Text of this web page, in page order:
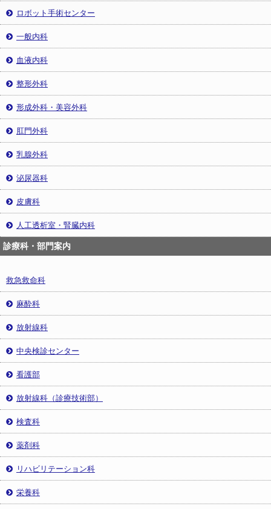
ロボット手術センター
一般内科
血液内科
整形外科
形成外科・美容外科
肛門外科
乳腺外科
泌尿器科
皮膚科
人工透析室・腎臓内科
診療科・部門案内
救急救命科
麻酔科
放射線科
中央検診センター
看護部
放射線科（診療技術部）
検査科
薬剤科
リハビリテーション科
栄養科